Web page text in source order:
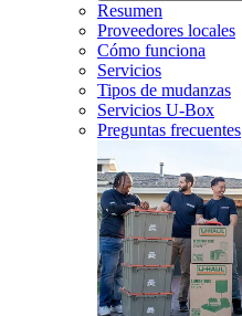
Resumen
Proveedores locales
Cómo funciona
Servicios
Tipos de mudanzas
Servicios U-Box
Preguntas frecuentes